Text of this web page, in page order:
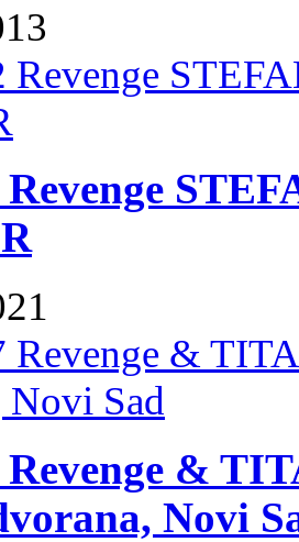
Revenge
Revenge &
Novi